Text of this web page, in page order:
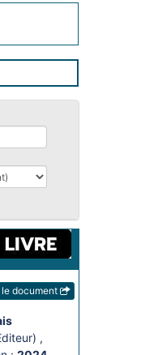
document
,